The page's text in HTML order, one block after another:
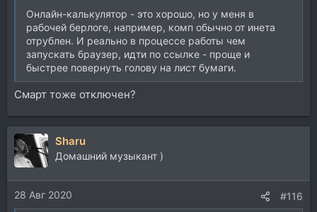
Онлайн-калькулятор - это хорошо, но у меня в
рабочей берлоге, например, комп обычно от инета
отрублен. И реально в процессе работы чем
запускать браузер, идти по ссылке - проще и
быстрее повернуть голову на лист бумаги.
Смарт тоже отключен?
Sharu
Домашний музыкант )
28 Авг 2020 #116